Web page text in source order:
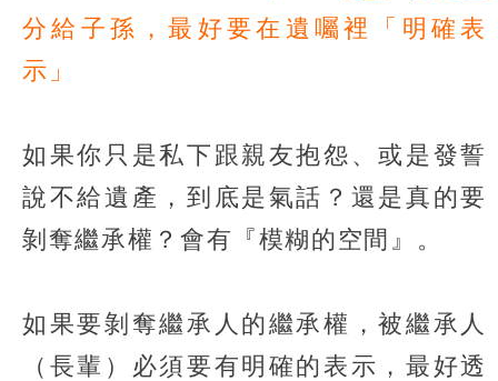
分給子孫，最好要在遺囑裡「明確表
示」
如果你只是私下跟親友抱怨、或是發誓
說不給遺產，到底是氣話？還是真的要
剝奪繼承權？會有『模糊的空間』。
如果要剝奪繼承人的繼承權，被繼承人
（長輩）必須要有明確的表示，最好透